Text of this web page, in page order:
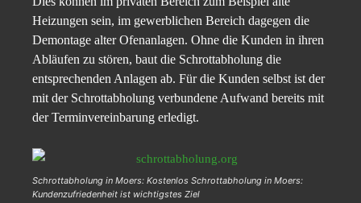
Heizungen sein, im gewerblichen Bereich dagegen die
Demontage alter Ofenanlagen. Ohne die Kunden in ihren
Abläufen zu stören, baut die Schrottabholung die
entsprechenden Anlagen ab. Für die Kunden selbst ist der
mit der Schrottabholung verbundene Aufwand bereits mit
der Terminvereinbarung erledigt.
Schrottabholung in Moers: Kostenlos Schrottabholung in Moers:
Kundenzufriedenheit ist wichtigstes Ziel